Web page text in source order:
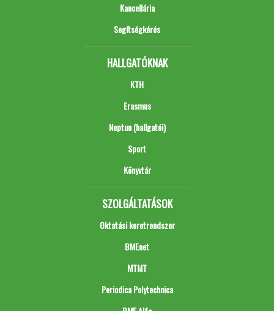
Kancellária
Segítségkérés
HALLGATÓKNAK
KTH
Erasmus
Neptun (hallgatói)
Sport
Könyvtár
SZOLGÁLTATÁSOK
Oktatási keretrendszer
BMEnet
MTMT
Periodica Polytechnica